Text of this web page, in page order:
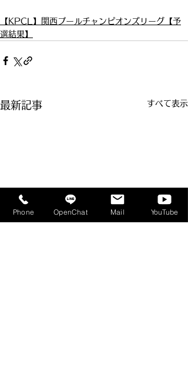
【KPCL】関西プールチャンピオンズリーグ【予
選結果】
最新記事 すべて表示
Phone OpenChat Mail YouTube